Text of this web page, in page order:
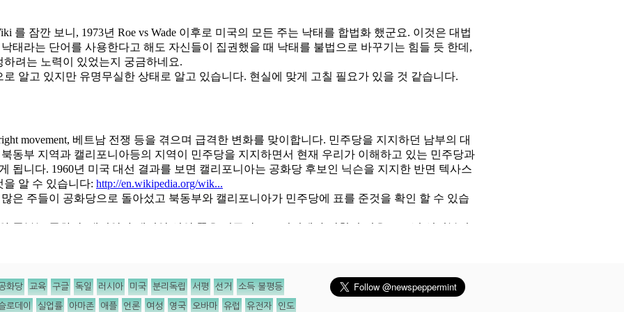
화당 교육 구글 독일 러시아 미국 분리독립 서평 선거 소득 불평등
로데이 실업률 아마존 애플 언론 여성 영국 오바마 유럽 유전자 인도